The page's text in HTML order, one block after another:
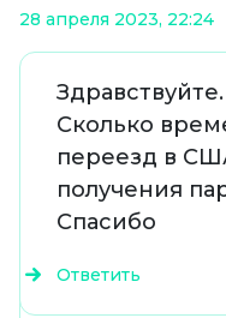
28 апреля 2023, 22:24
Здравствуйте.
Сколько
переезд в
получения
Спасибо
Ответить